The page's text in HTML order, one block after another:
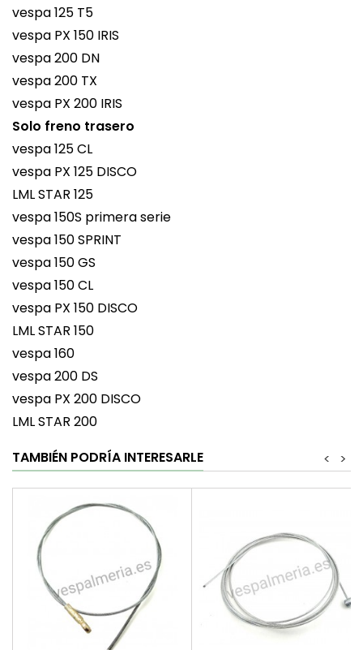
vespa 125 T5
vespa PX 150 IRIS
vespa 200 DN
vespa 200 TX
vespa PX 200 IRIS
Solo freno trasero
vespa 125 CL
vespa PX 125 DISCO
LML STAR 125
vespa 150S primera serie
vespa 150 SPRINT
vespa 150 GS
vespa 150 CL
vespa PX 150 DISCO
LML STAR 150
vespa 160
vespa 200 DS
vespa PX 200 DISCO
LML STAR 200
TAMBIÉN PODRÍA INTERESARLE
>
<